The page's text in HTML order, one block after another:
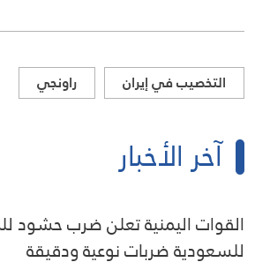
التخصيب في إيران راونجي
آخر الأخبار
القوات اليمنية تعلن ضرب حشود
للسعودية ضربات نوعية ودقيقة